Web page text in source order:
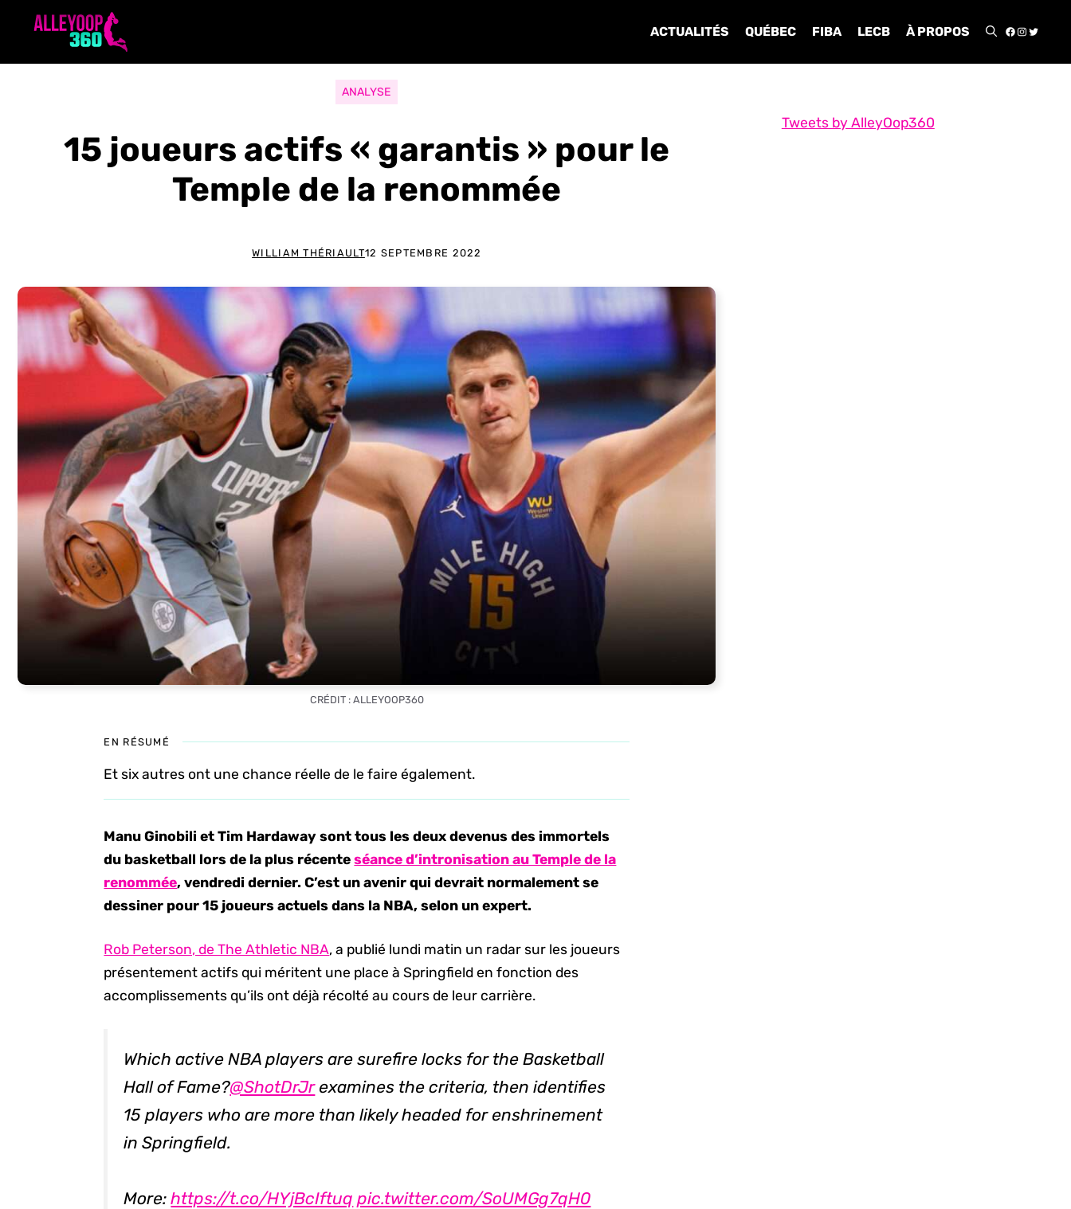
ACTUALITÉS QUÉBEC FIBA LECB À PROPOS
ANALYSE
15 joueurs actifs « garantis » pour le
Temple de la renommée
WILLIAM THÉRIAULT12 SEPTEMBRE 2022
CRÉDIT : ALLEYOOP360
EN RÉSUMÉ
Et six autres ont une chance réelle de le faire également.
Manu Ginobili et Tim Hardaway sont tous les deux devenus des immortels
du basketball lors de la plus récenteséance d’intronisation au Temple de la
renommée, vendredi dernier. C’est un avenir qui devrait normalement se
dessiner pour 15 joueurs actuels dans la NBA, selon un expert.
Rob Peterson, de The Athletic NBA, a publié lundi matin un radar sur les joueurs
présentement actifs qui méritent une place à Springfield en fonction des
accomplissements qu’ils ont déjà récolté au cours de leur carrière.
Which active NBA players are surefire locks for the Basketball
Hall of Fame?@ShotDrJrexamines the criteria, then identifies
15 players who are more than likely headed for enshrinement
in Springfield.
More:https://t.co/HYjBcIftuq pic.twitter.com/SoUMGg7qH0
Tweets by AlleyOop360